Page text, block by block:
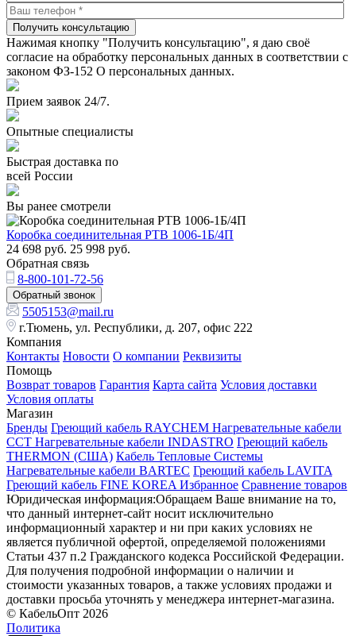
Получить консультацию
Нажимая кнопку "Получить консультацию", я даю своё
согласие на обработку персональных данных в соответствии с
законом ФЗ-152 О персональных данных.
Прием заявок 24/7.
Опытные специалисты
Быстрая доставка по
всей России
Вы ранее смотрели
Коробка соединительная РТВ 1006-1Б/4П
24 698 руб. 25 998 руб.
Обратная связь
8-800-101-72-56
Обратный звонок
5505153@mail.ru
г.Тюмень, ул. Республики, д. 207, офис 222
Компания
Контакты Новости О компании Реквизиты
Помощь
Возврат товаров Гарантия Карта сайта Условия доставки
Условия оплаты
Магазин
Бренды Греющий кабель RAYCHEM Нагревательные кабели
ССТ Нагревательные кабели INDASTRO Греющий кабель
THERMON (США) Кабель Тепловые Системы
Нагревательные кабели BARTEC Греющий кабель LAVITA
Греющий кабель FINE KOREA Избранное Сравнение товаров
Юридическая информация:Обращаем Ваше внимание на то,
что данный интернет-сайт носит исключительно
информационный характер и ни при каких условиях не
является публичной офертой, определяемой положениями
Статьи 437 п.2 Гражданского кодекса Российской Федерации.
Для получения подробной информации о наличии и
стоимости указанных товаров, а также условиях продажи и
доставки просьба уточнять у менеджера интернет-магазина.
© КабельОпт 2026
Политика